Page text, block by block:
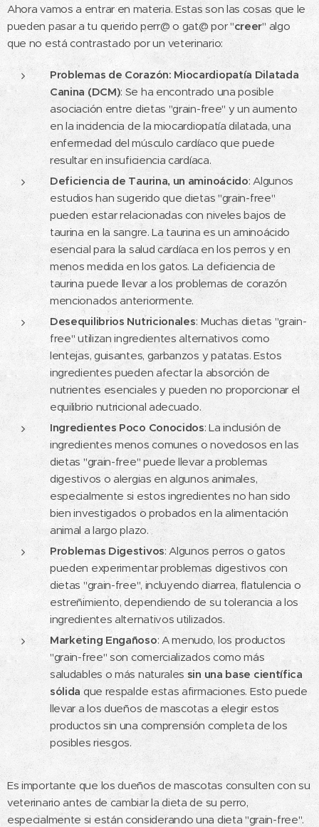
Ahora vamos a entrar en materia. Estas son las cosas que le
pueden pasar a tu querido perr@ o gat@ por "creer" algo
que no está contrastado por un veterinario:
Problemas de Corazón: Miocardiopatía Dilatada
Canina (DCM): Se ha encontrado una posible
asociación entre dietas "grain-free" y un aumento
en la incidencia de la miocardiopatía dilatada, una
enfermedad del músculo cardíaco que puede
resultar en insuficiencia cardíaca.
Deficiencia de Taurina, un aminoácido: Algunos
estudios han sugerido que dietas "grain-free"
pueden estar relacionadas con niveles bajos de
taurina en la sangre. La taurina es un aminoácido
esencial para la salud cardíaca en los perros y en
menos medida en los gatos. La deficiencia de
taurina puede llevar a los problemas de corazón
mencionados anteriormente.
Desequilibrios Nutricionales: Muchas dietas "grain-
free" utilizan ingredientes alternativos como
lentejas, guisantes, garbanzos y patatas. Estos
ingredientes pueden afectar la absorción de
nutrientes esenciales y pueden no proporcionar el
equilibrio nutricional adecuado.
Ingredientes Poco Conocidos: La inclusión de
ingredientes menos comunes o novedosos en las
dietas "grain-free" puede llevar a problemas
digestivos o alergias en algunos animales,
especialmente si estos ingredientes no han sido
bien investigados o probados en la alimentación
animal a largo plazo.
Problemas Digestivos: Algunos perros o gatos
pueden experimentar problemas digestivos con
dietas "grain-free", incluyendo diarrea, flatulencia o
estreñimiento, dependiendo de su tolerancia a los
ingredientes alternativos utilizados.
Marketing Engañoso: A menudo, los productos
"grain-free" son comercializados como más
saludables o más naturales sin una base científica
sólida que respalde estas afirmaciones. Esto puede
llevar a los dueños de mascotas a elegir estos
productos sin una comprensión completa de los
posibles riesgos.
Es importante que los dueños de mascotas consulten con su
veterinario antes de cambiar la dieta de su perro,
especialmente si están considerando una dieta "grain-free".